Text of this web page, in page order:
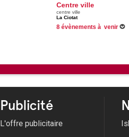
Centre ville
centre ville
La Ciotat
8 évènements à venir
Publicité
L'offre publicitaire